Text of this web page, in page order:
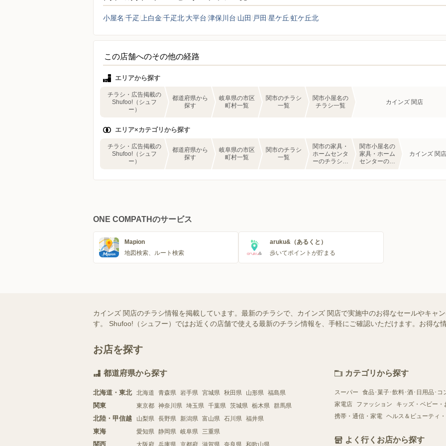
小屋名 千疋 上白金 千疋北 大平台 津保川台 山田 戸田 星ケ丘 虹ケ丘北
この店舗へのその他の経路
エリアから探す
チラシ・広告掲載の
Shufoo!（シュフ
ー）
都道府県から
探す
岐阜県の市区
町村一覧
関市のチラシ
一覧
関市小屋名の
チラシ一覧
カインズ 関店
エリア×カテゴリから探す
チラシ・広告掲載の
Shufoo!（シュフ
ー）
都道府県から
探す
岐阜県の市区
町村一覧
関市のチラシ
一覧
関市の家具・
ホームセンタ
ーのチラシ一
関市小屋名の
家具・ホーム
センターのチ
カインズ 関店
ONE COMPATHのサービス
Mapion
地図検索、ルート検索
aruku&（あるくと）
歩いてポイントが貯まる
カインズ 関店のチラシ情報を掲載しています。最新のチラシで、カインズ 関店で実施中のお得なセールやキャ
す。 Shufoo!（シュフー）ではお近くの店舗で使える最新のチラシ情報を、手軽にご確認いただけます。お得な
お店を探す
都道府県から探す
北海道・東北 北海道 青森県 岩手県 宮城県 秋田県 山形県 福島県
関東 東京都 神奈川県 埼玉県 千葉県 茨城県 栃木県 群馬県
北陸・甲信越 山梨県 長野県 新潟県 富山県 石川県 福井県
東海 愛知県 静岡県 岐阜県 三重県
関西 大阪府 兵庫県 京都府 滋賀県 奈良県 和歌山県
カテゴリから探す
スーパー
食品･菓子･飲料･酒･日用品･コ
家電店
ファッション
キッズ・ベビー・
携帯・通信・家電 ヘルス＆ビューティ
よく行くお店から探す